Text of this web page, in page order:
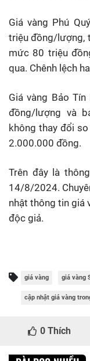
Giá vàng Phú
triệu đồng/lượng,
mức 80 triệu
qua. Chênh lệch
Giá vàng Bảo
đồng/lượng và
không thay đổi
2.000.000 đồng.
Trên đây là
14/8/2024.
nhật thông tin giá
độc giả.
giá vàng giá vàng
cập nhật giá vàng
0 Thích